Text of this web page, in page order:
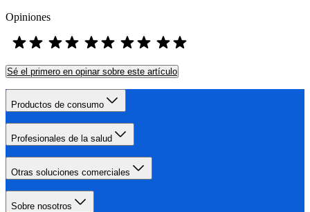
Opiniones
Sé el primero en opinar sobre este artículo
Productos de consumo
Profesionales de la salud
Otras soluciones comerciales
Sobre nosotros